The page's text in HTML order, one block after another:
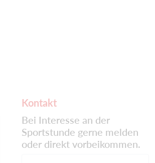
Kontakt
Bei Interesse an der
Sportstunde gerne melden
oder direkt vorbeikommen.